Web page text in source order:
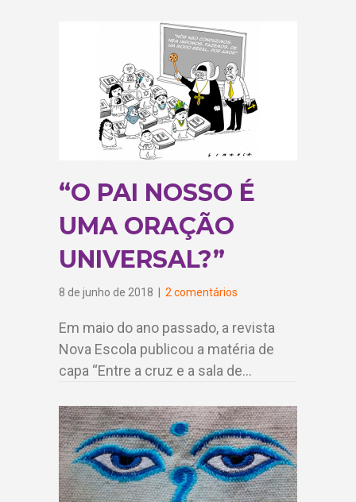
“O PAI NOSSO É
UMA ORAÇÃO
UNIVERSAL?”
8 de junho de 2018 2 comentários
Em maio do ano passado, a revista
Nova Escola publicou a matéria de
capa “Entre a cruz e a sala de…